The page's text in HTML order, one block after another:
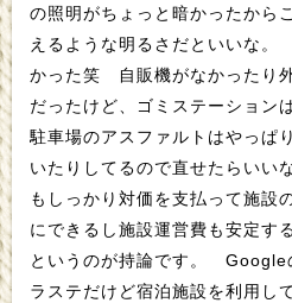
の照明がちょっと暗かったから
えるような明るさだといいな。 私は怖かったから入れな
かった笑 自販機がなかったり外のトイレが故障中のまま
だったけど、ゴミステーション
駐車場のアスファルトはやっぱ
いたりしてるので直せたらいいなって思
もしっかり対価を支払って施設
にできるし施設運営費も安定す
というのが持論です。 Googleのクチコミを見ているとト
ラステだけど宿泊施設を利用し